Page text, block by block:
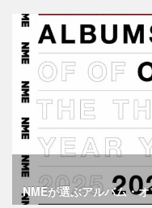
NMEが選ぶアルバム・